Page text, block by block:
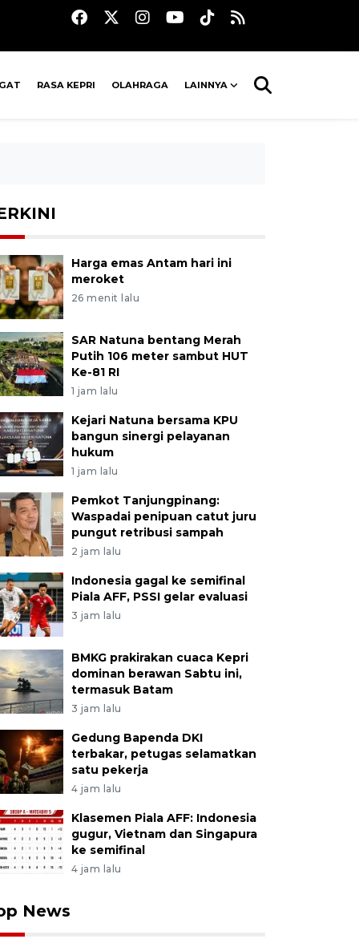
RASA KEPRI OLAHRAGA LAINNYA
Harga emas Antam hari ini
meroket
26 menit lalu
SAR Natuna bentang Merah
Putih 106 meter sambut HUT
Ke-81 RI
1 jam lalu
Kejari Natuna bersama KPU
bangun sinergi pelayanan
hukum
1 jam lalu
Pemkot Tanjungpinang:
Waspadai penipuan catut juru
pungut retribusi sampah
2 jam lalu
Indonesia gagal ke semifinal
Piala AFF, PSSI gelar evaluasi
3 jam lalu
BMKG prakirakan cuaca Kepri
dominan berawan Sabtu ini,
termasuk Batam
3 jam lalu
Gedung Bapenda DKI
terbakar, petugas selamatkan
satu pekerja
4 jam lalu
Klasemen Piala AFF: Indonesia
gugur, Vietnam dan Singapura
ke semifinal
4 jam lalu
News